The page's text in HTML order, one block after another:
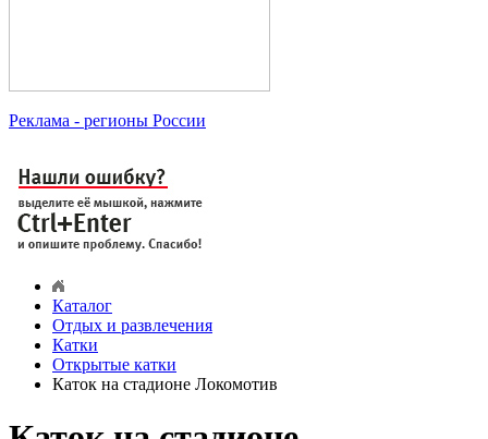
Реклама - регионы России
Каталог
Отдых и развлечения
Катки
Открытые катки
Каток на стадионе Локомотив